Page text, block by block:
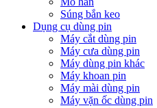
Súng bắn keo
Dụng cụ dùng pin
Máy cắt dùng pin
Máy cưa dùng pin
Máy dùng pin khác
Máy khoan pin
Máy mài dùng pin
Máy vặn ốc dùng pin